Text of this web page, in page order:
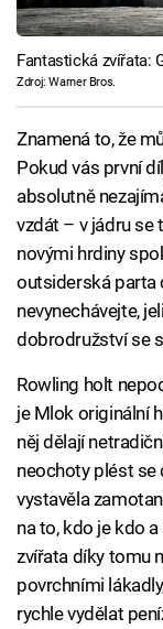
Fantastická zvířata:
Zdroj: Warner Bros.
Znamená to, že
Pokud vás první
absolutně
vzdát – v jádru se
novými hrdiny
outsiderská parta
nevynechávejte,
dobrodružství se
Rowling holt
je Mlok originální
něj dělají
neochoty plést se
vystavěla
na to, kdo je kdo
zvířata díky tomu
povrchními
rychle vydělat